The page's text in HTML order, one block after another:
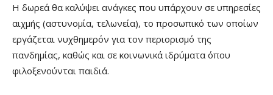
Η δωρεά θα καλύψει ανάγκες που υπάρχουν σε υπηρεσίες
αιχμής (αστυνομία, τελωνεία), το προσωπικό των οποίων
εργάζεται νυχθημερόν για τον περιορισμό της
πανδημίας, καθώς και σε κοινωνικά ιδρύματα όπου
φιλοξενούνται παιδιά.